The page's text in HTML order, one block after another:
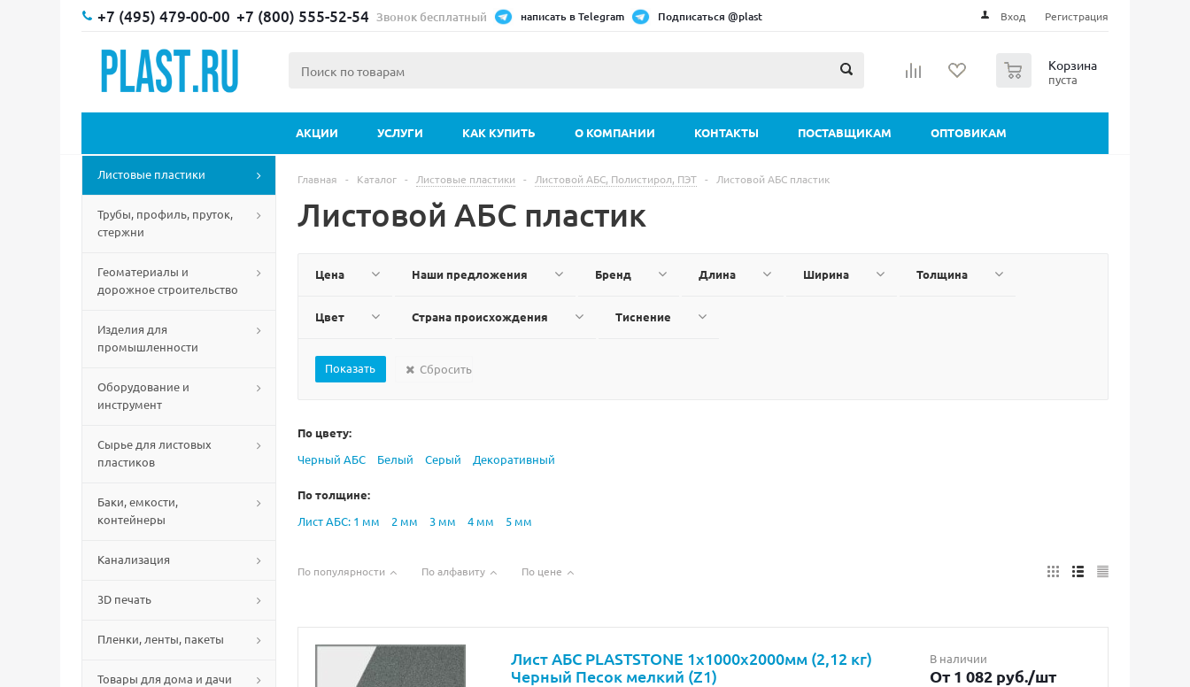
+7 (495) 479-00-00 +7 (800) 555-52-54 Звонок бесплатный написать в Telegram Подписаться @plast Вход Регистрация
Корзина
пуста
АКЦИИ УСЛУГИ КАК КУПИТЬ О КОМПАНИИ КОНТАКТЫ ПОСТАВЩИКАМ ОПТОВИКАМ
Листовые пластики
Трубы, профиль, пруток,
стержни
Геоматериалы и
дорожное строительство
Изделия для
промышленности
Оборудование и
инструмент
Сырье для листовых
пластиков
Баки, емкости,
контейнеры
Канализация
3D печать
Пленки, ленты, пакеты
Товары для дома и дачи
Главная - Каталог - Листовые пластики - Листовой АБС, Полистирол, ПЭТ - Листовой АБС пластик
Листовой АБС пластик
Цена Наши предложения Бренд Длина Ширина Толщина
Цвет Страна происхождения Тиснение
Сбросить
По цвету:
Черный АБС
Белый Серый Декоративный
По толщине:
Лист АБС: 1 мм
2 мм 3 мм 4 мм 5 мм
По популярности По алфавиту По цене
Лист АБС PLASTSTONE 1х1000х2000мм (2,12 кг)
Черный Песок мелкий (Z1)
В наличии
От 1 082 руб./шт